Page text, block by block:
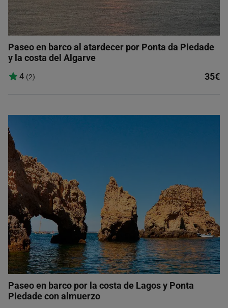
Paseo en barco al atardecer por Ponta da Piedade
y la costa del Algarve
4 (2) 35€
Paseo en barco por la costa de Lagos y Ponta
Piedade con almuerzo